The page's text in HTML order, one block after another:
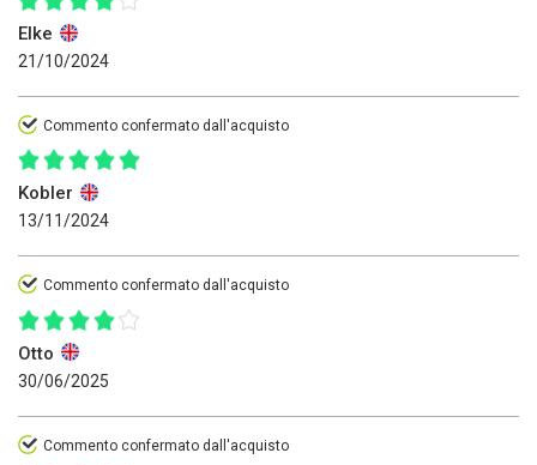
Elke
21/10/2024
Commento confermato dall'acquisto
Kobler
13/11/2024
Commento confermato dall'acquisto
Otto
30/06/2025
Commento confermato dall'acquisto